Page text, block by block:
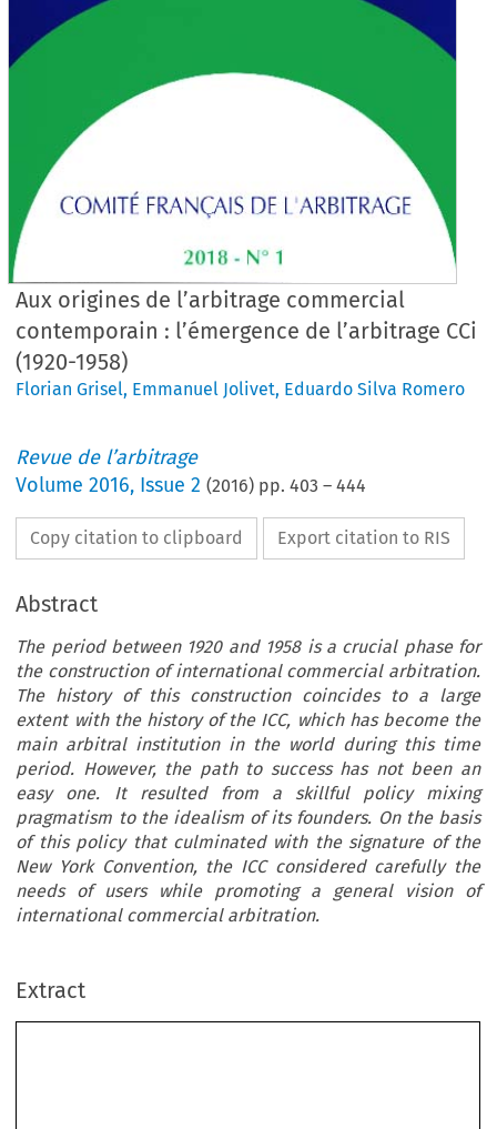
Aux origines de l’arbitrage commercial
contemporain : l’émergence de l’arbitrage CCi
(1920-1958)
Florian Grisel, Emmanuel Jolivet, Eduardo Silva Romero
Revue de l’arbitrage
Volume2016, Issue 2 (2016) pp.403 –444
Copy citation to clipboard Export citation to RIS
Abstract
The period between 1920 and 1958 is a crucial phase for
the construction of international commercial arbitration.
The history of this construction coincides to a large
extent with the history of the ICC, which has become the
main arbitral institution in the world during this time
period. However, the path to success has not been an
easy one. It resulted from a skillful policy mixing
pragmatism to the idealism of its founders. On the basis
of this policy that culminated with the signature of the
New York Convention, the ICC considered carefully the
needs of users while promoting a general vision of
international commercial arbitration.
Extract